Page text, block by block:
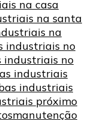
na casa
na santa
na
industriais no
industriais no
industriais
industriais
próximo
manutenção